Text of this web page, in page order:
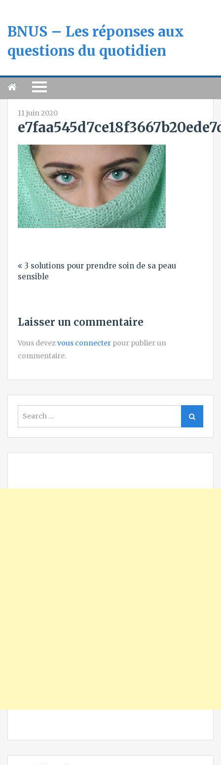
BNUS – Les réponses aux
questions du quotidien
11 juin 2020
de3 solutions pour prendre soin de sa peau
sensible
Laisser un commentaire
Vous devezvous connecter pour publier un
commentaire.
for:
Search